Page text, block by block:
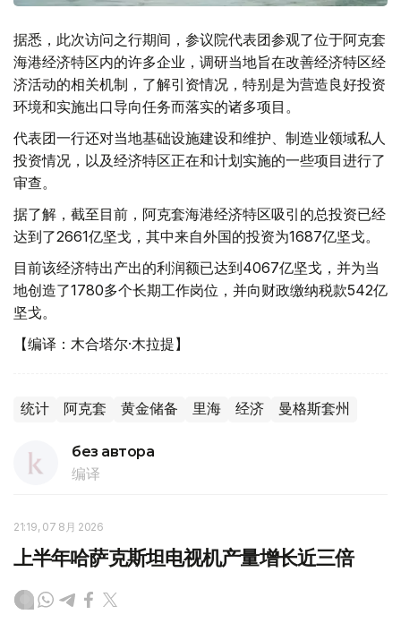
据悉，此次访问之行期间，参议院代表团参观了位于阿克套
海港经济特区内的许多企业，调研当地旨在改善经济特区经
济活动的相关机制，了解引资情况，特别是为营造良好投资
环境和实施出口导向任务而落实的诸多项目。
代表团一行还对当地基础设施建设和维护、制造业领域私人
投资情况，以及经济特区正在和计划实施的一些项目进行了
审查。
据了解，截至目前，阿克套海港经济特区吸引的总投资已经
达到了2661亿坚戈，其中来自外国的投资为1687亿坚戈。
目前该经济特出产出的利润额已达到4067亿坚戈，并为当
地创造了1780多个长期工作岗位，并向财政缴纳税款542亿
坚戈。
【编译：木合塔尔·木拉提】
统计 阿克套 黄金储备 里海 经济 曼格斯套州
без автора
编译
21:19, 07 8月 2026
上半年哈萨克斯坦电视机产量增长近三倍